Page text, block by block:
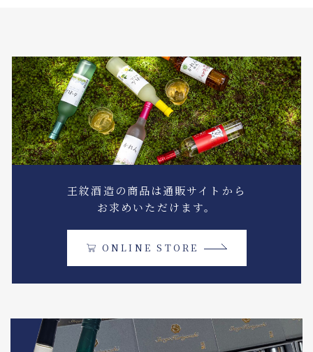
王紋酒造の商品は通販サイトから
お求めいただけます。
ONLINE STORE